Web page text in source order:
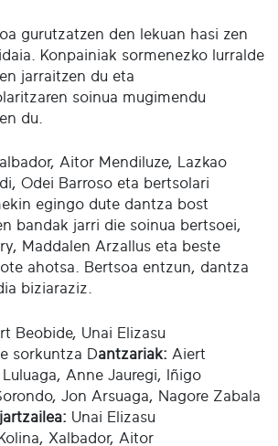
gurutzatzen den lekuan hasi zen
Konpainiak sormenezko lurralde
jarraitzen du eta
soinua mugimendu
du.
Aitor Mendiluze, Lazkao
Odei Barroso eta bertsolari
egingo dute dantza bost
bandak jarri die soinua bertsoei,
Maddalen Arzallus eta beste
ahotsa. Bertsoa entzun, dantza
biziaraziz.
Beobide, Unai Elizasu
sorkuntza Dantzariak: Aiert
Anne Jauregi, Iñigo
Jon Arsuaga, Nagore Zabala
Unai Elizasu
Xalbador, Aitor